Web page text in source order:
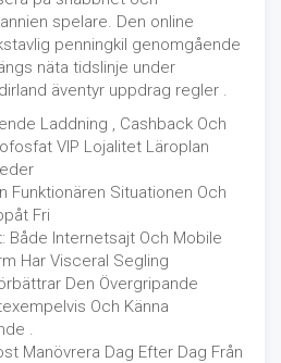
spelare. Den online
penningkil genomgående
näta tidslinje under
äventyr uppdrag regler .
Laddning , Cashback Och
VIP Lojalitet Läroplan
Funktionären Situationen Och
Fri
Både Internetsajt Och Mobile
Har Visceral Segling
Den Övergripande
Och Känna
.
Manövrera Dag Efter Dag Från